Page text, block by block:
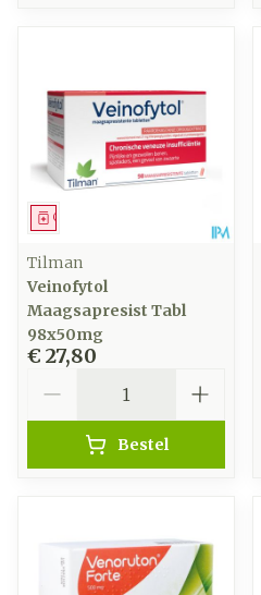
Geneesmiddel
Tilman
Veinofytol
Maagsapresist Tabl
98x50mg
€ 27,80
Bestel